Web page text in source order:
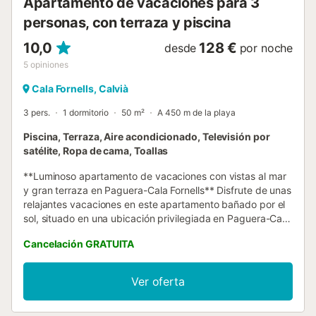
personas, con terraza y piscina
10,0
5 opiniones
desde 128 € por noche
Cala Fornells, Calvià
3 pers. 1 dormitorio 50 m² A 450 m de la playa
Piscina, Terraza, Aire acondicionado, Televisión por
satélite, Ropa de cama, Toallas
**Luminoso apartamento de vacaciones con vistas al mar
y gran terraza en Paguera-Cala Fornells** Disfrute de unas
relajantes vacaciones en este apartamento bañado por el
sol, situado en una ubicación privilegiada en Paguera-Cala
la pintoresca bahía desde la espaciosa terraza y desde
casi todas las habitaciones. El apartamento impresiona por
su salón-comedor diáfano de estilo mediterráneo moderno
y su cocina abierta totalmente equipada. Las puertas
correderas del suelo al techo dan acceso a la terraza de
Cancelación GRATUITA
Ver oferta